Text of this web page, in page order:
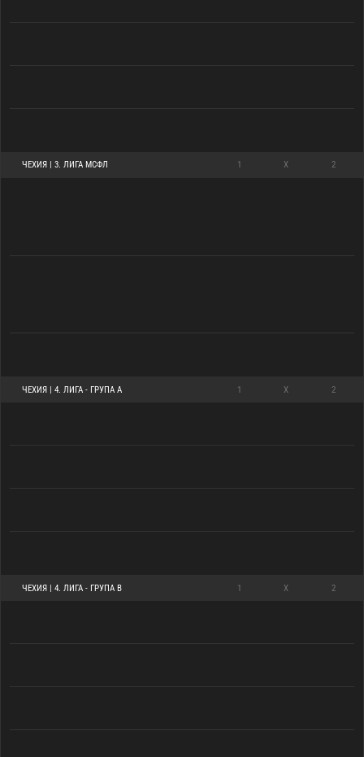
ЧЕХИЯ | 3. ЛИГА МСФЛ 1 X 2
ЧЕХИЯ | 4. ЛИГА - ГРУПА A 1 X 2
ЧЕХИЯ | 4. ЛИГА - ГРУПА B 1 X 2